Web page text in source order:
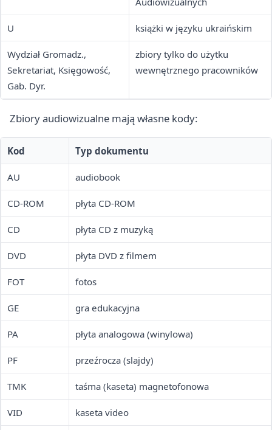
U książki w języku ukraińskim
Wydział Gromadz.,
Sekretariat, Księgowość,
Gab. Dyr.
zbiory tylko do użytku
wewnętrznego pracowników
Zbiory audiowizualne mają własne kody:
Kod Typ dokumentu
AU audiobook
CD-ROM płyta CD-ROM
CD płyta CD z muzyką
DVD płyta DVD z filmem
FOT fotos
GE gra edukacyjna
PA płyta analogowa (winylowa)
PF przeźrocza (slajdy)
TMK taśma (kaseta) magnetofonowa
VID kaseta video